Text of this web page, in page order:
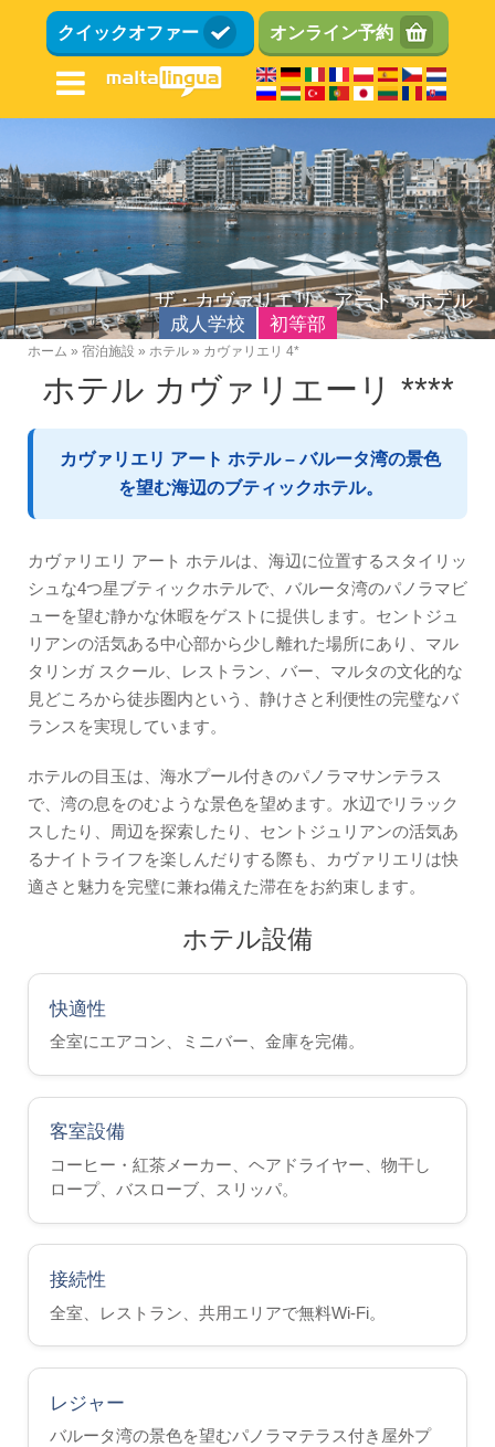
ン
ン
ツ
に
移
動
クイックオファー オンライン予約
成人学校 初等部
英語学校
施設
英語を教える
活動
経営陣
賞
STスターアワード
認定
フィードバック
エラスムスプラス
宿泊施設
ホームステイ
教師と一緒にいる
ヒルトン5つ星
マリオット 5つ星
カヴァリエリ 4*
ヴァレンティーナ 3*
プラザ 3*
料金と日程
パッケージ 2026
ザ・カヴァリエリ・アート・ホテル
パ
ン
く
ホーム 宿泊施設 ホテル カヴァリエリ 4*
ホテル カヴァリエーリ ****
カヴァリエリ アート ホテル – バルータ湾の景色
を望む海辺のブティックホテル。
カヴァリエリ アート ホテルは、海辺に位置するスタイリッ
シュな4つ星ブティックホテルで、バルータ湾のパノラマビ
ューを望む静かな休暇をゲストに提供します。セントジュ
リアンの活気ある中心部から少し離れた場所にあり、マル
タリンガ スクール、レストラン、バー、マルタの文化的な
見どころから徒歩圏内という、静けさと利便性の完璧なバ
ランスを実現しています。
ホテルの目玉は、海水プール付きのパノラマサンテラス
で、湾の息をのむような景色を望めます。水辺でリラック
スしたり、周辺を探索したり、セントジュリアンの活気あ
るナイトライフを楽しんだりする際も、カヴァリエリは快
適さと魅力を完璧に兼ね備えた滞在をお約束します。
ホテル設備
快適性
全室にエアコン、ミニバー、金庫を完備。
客室設備
コーヒー・紅茶メーカー、ヘアドライヤー、物干し
ロープ、バスローブ、スリッパ。
接続性
全室、レストラン、共用エリアで無料Wi-Fi。
レジャー
バルータ湾の景色を望むパノラマテラス付き屋外プ